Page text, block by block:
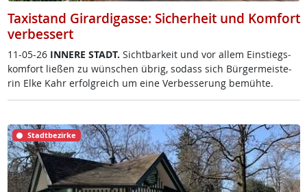
Taxistand Girardigasse: Sicherheit und Komfort
verbessert
11-05-26 IN­NE­RE STADT. Sicht­bar­keit und vor al­lem Ein­s­tiegs­
kom­fort lie­ßen zu wün­schen üb­rig, so­dass sich Bür­ger­meis­te­
rin El­ke Kahr er­folg­reich um ei­ne Ver­bes­se­rung be­müh­te.
Stadtbezirke